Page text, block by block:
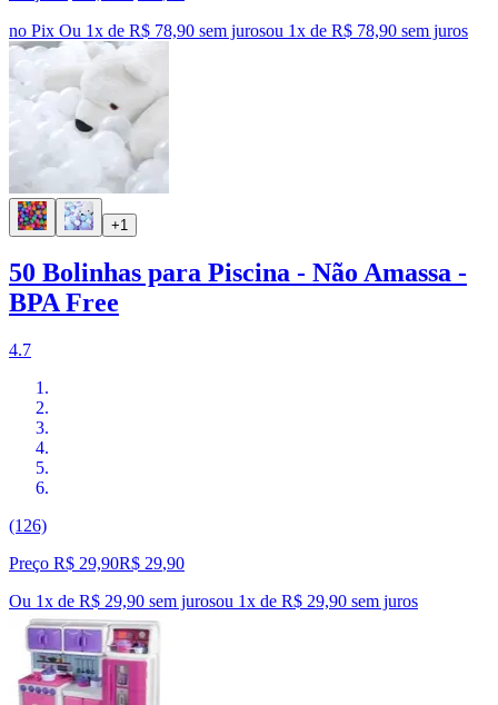
no Pix Ou 1x de R$ 78,90 sem jurosou 1x de R$ 78,90 sem juros
+1
50 Bolinhas para Piscina - Não Amassa -
BPA Free
4.7
(126)
Preço R$ 29,90R$ 29,90
Ou 1x de R$ 29,90 sem jurosou 1x de R$ 29,90 sem juros